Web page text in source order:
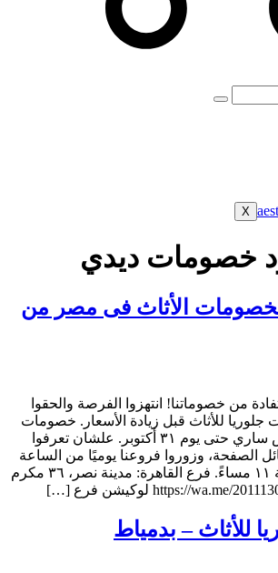
X
خصومات ديدي
الأثاث فى مصر من
من خصوماتنا! انتهزوا الفرصة والحقوا
للأثاث قبل زيادة الأسعار. خصومات
تصل إلى ٣٥٪! العرض ساري حتى يوم ٣١ أكتوبر. علشان تعرفوا
الصفحة، وزوروا فروعنا يوميًا من الساعة
١٢ ظهرًا حتى الساعة ١١ مساءً. فرع القاهرة: مدينة نصر، ٣٦ مكرم
للأثاث – بدمياط